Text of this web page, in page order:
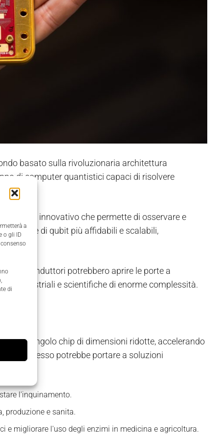
a
o gli ID
di
basato sulla rivoluzionaria architettura
di computer quantistici capaci di risolvere
innovativo che permette di osservare e
di qubit più affidabili e scalabili,
i topoconduttori potrebbero aprire le porte a
industriali e scientifiche di enorme complessità.
su un singolo chip di dimensioni ridotte, accelerando
progresso potrebbe portare a soluzioni
l'inquinamento.
produzione e sanita.
e migliorare l'uso degli enzimi in medicina e agricoltura.